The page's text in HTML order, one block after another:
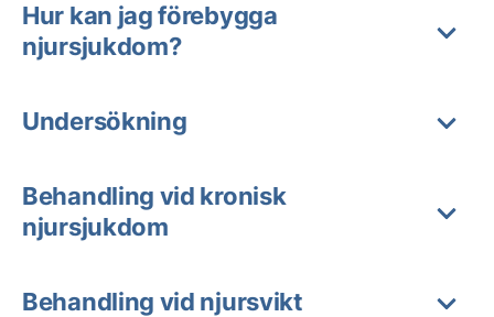
Hur kan jag förebygga
njursjukdom?
Undersökning
Behandling vid kronisk
njursjukdom
Behandling vid njursvikt